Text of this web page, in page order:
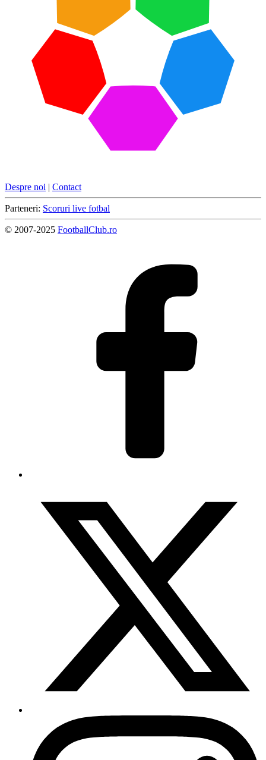
Despre noi | Contact
Parteneri: Scoruri live fotbal
© 2007-2025 FootballClub.ro